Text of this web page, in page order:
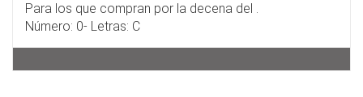
Para los que compran por la decena del .
Número: 0- Letras: C